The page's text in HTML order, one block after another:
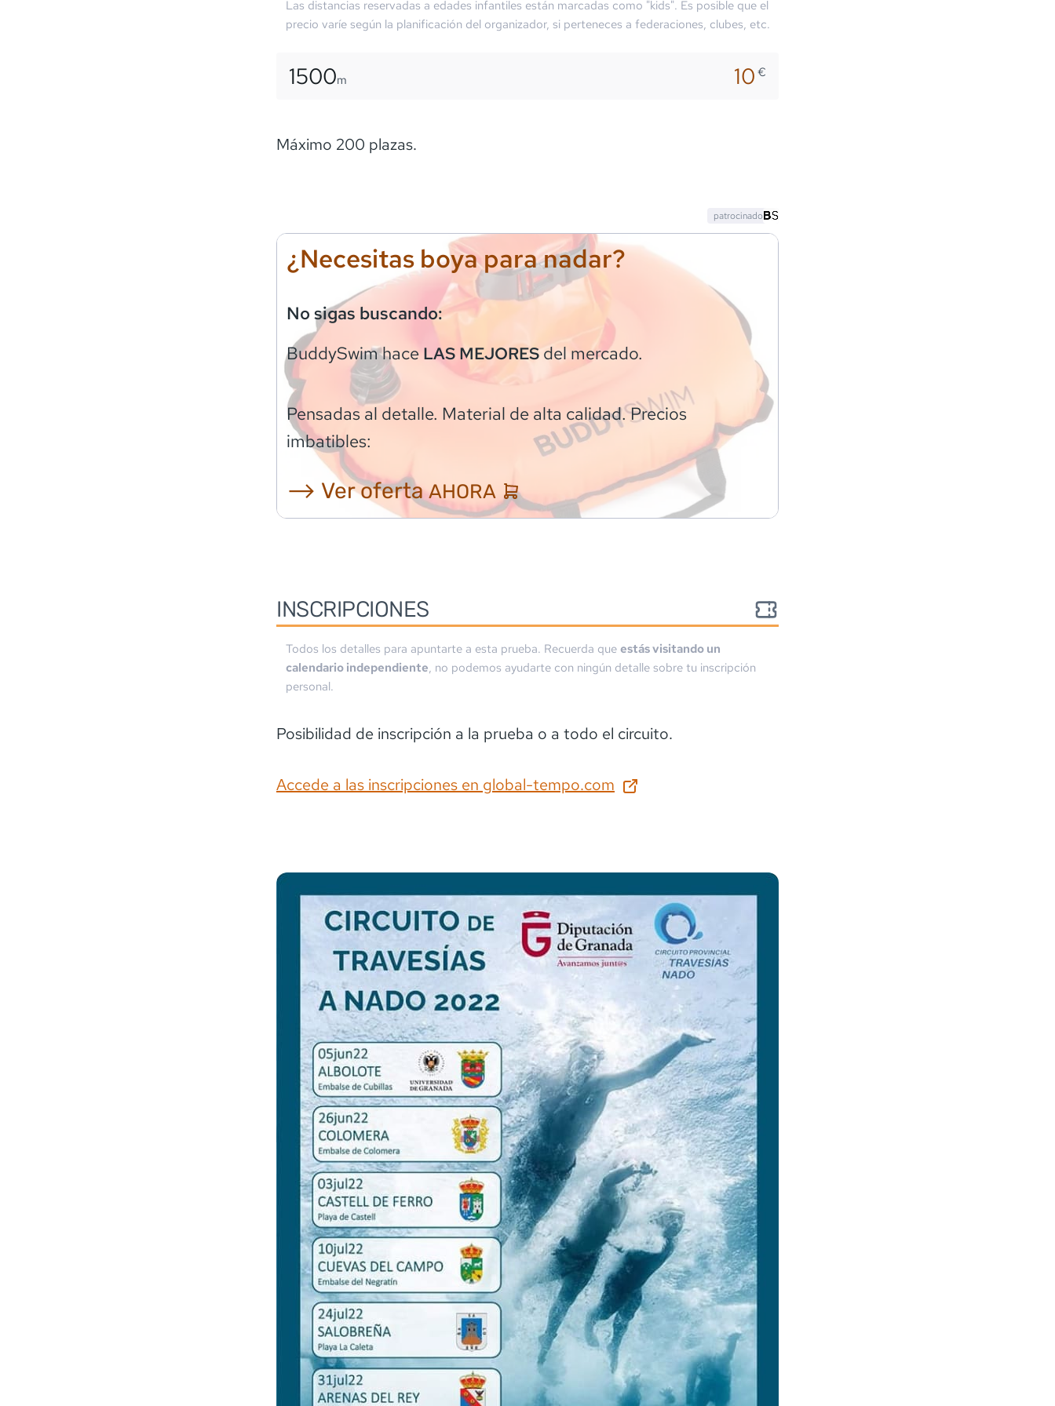
Las distancias reservadas a edades infantiles están marcadas como "kids". Es posible que el
precio varíe según la planificación del organizador, si perteneces a federaciones, clubes, etc.
1500m 10€
Máximo 200 plazas.
¿Necesitas boya para nadar?
No sigas buscando:
BuddySwimhaceLAS MEJORESdel mercado.
Pensadas al detalle. Material de alta calidad. Precios
imbatibles:
⟶ Ver ofertaAHORA
patrocinado
INSCRIPCIONES
Todos los detalles para apuntarte a esta prueba. Recuerda que estás visitando un
calendario independiente, no podemos ayudarte con ningún detalle sobre tu inscripción
personal.
Posibilidad de inscripción a la prueba o a todo el circuito.
Accede a las inscripciones en global-tempo.com